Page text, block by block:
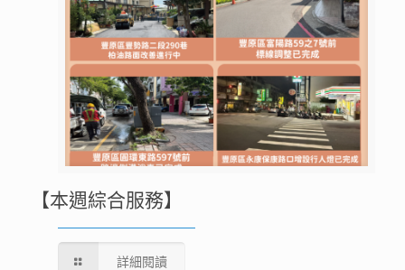
【本週綜合服務】
詳細閱讀